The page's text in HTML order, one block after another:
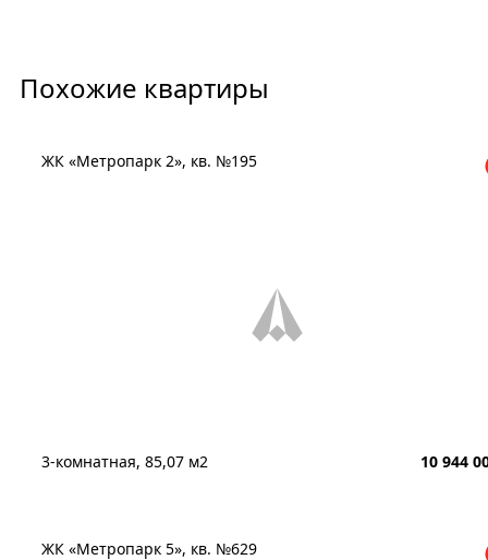
Похожие квартиры
ЖК «Метропарк 2», кв. №195
3-комнатная, 85,07 м2 10 944
ЖК «Метропарк 5», кв. №629